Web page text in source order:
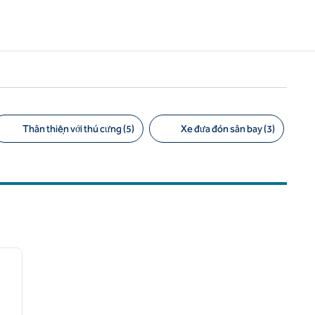
Thân thiện với thú cưng (5) Xe đưa đón sân bay (3)
ảnh sau